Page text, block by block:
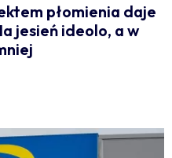
płomienia daje
jesień ideolo, a w